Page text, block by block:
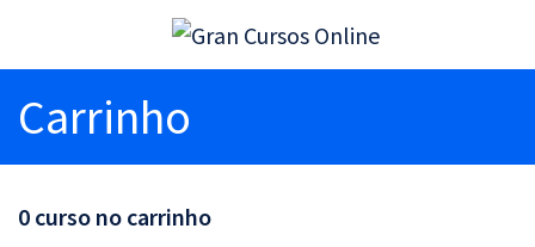
Carrinho
0 curso no carrinho